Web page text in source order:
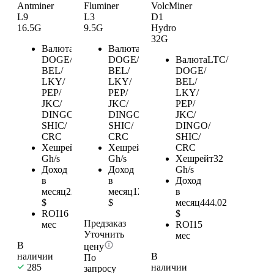
Antminer
L9
16.5G
Валюта
DOGE/
BEL/
LKY/
PEP/
JKC/
DINGO/
SHIC/
CRC
Хешрейт
Gh/s
Доход
в
месяц228.95
$
ROI16
мес
В
наличии
285
Fluminer
L3
9.5G
Валюта
DOGE/
BEL/
LKY/
PEP/
JKC/
DINGO/
SHIC/
CRC
Хешрейт
Gh/s
Доход
в
месяц124.88
$
Предзаказ
Уточнить
цену
По
запросу
VolcMiner
D1
Hydro
32G
ВалютаLTC/
DOGE/
BEL/
LKY/
PEP/
JKC/
DINGO/
SHIC/
CRC
Хешрейт32
Gh/s
Доход
в
месяц444.02
$
ROI15
мес
В
наличии